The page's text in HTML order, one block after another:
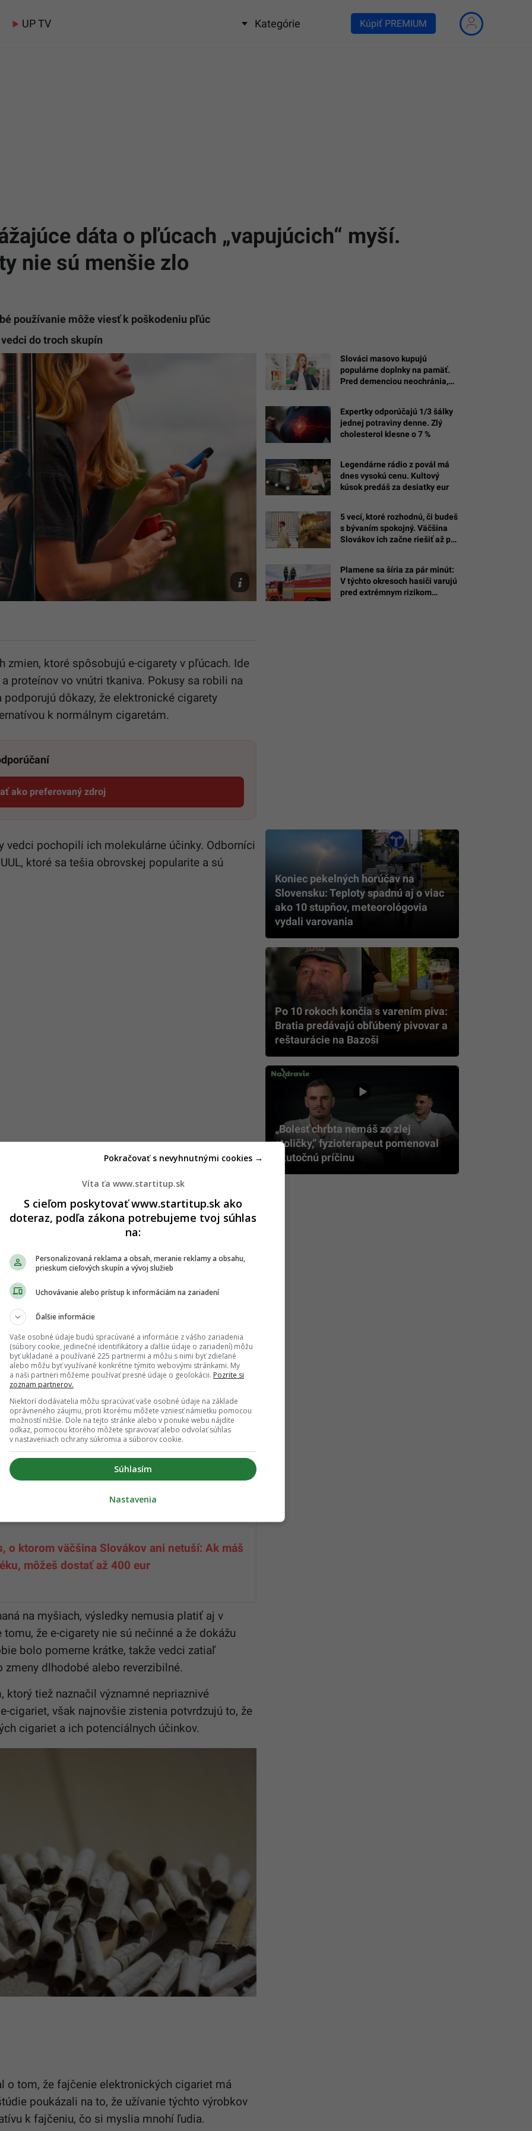
UP TV Kategórie Kúpiť PREMIUM
dáta o pľúcach „vapujúcich“ myší.
nie sú menšie zlo
používanie môže viesť k poškodeniu pľúc
do troch skupín
Unsplash/Himal
Romain
Blu
zmien, ktoré spôsobujú e-cigarety v pľúcach. Ide
proteínov vo vnútri tkaniva. Pokusy sa robili na
dôkazy, že elektronické cigarety
k normálnym cigaretám.
ako preferovaný zdroj
Startitup, odkaz sa otvorí v novom okne
vedci pochopili ich molekulárne účinky. Odborníci
ktoré sa tešia obrovskej popularite a sú
, zdravotné následky vapingu zatiaľ nie sú
že vdychovanie pár generovaných
zmeny v pľúcach. Odborníčka tiež
ich dlhodobé používanie môže viesť k
do troch skupín. Prvá bola experimentálna a
skupinách vystavili vedci normálnemu
pare počas štyroch týždňov.
dymu z produktu JUUL denne počas štyroch
poškodenia následne vedci testovali, v dôsledku
jednotlivými skupinami.
vystavené JUUL výrazne viac lymfocytov a
laváže. Zároveň sa ukázali aj zmeny v
preukázala, že došlo tiež k zmenám v rôznych
že e-cigarety aktívne robili molekulárne a
o ktorom väčšina Slovákov ani netuší: Ak máš
môžeš dostať až 400 eur
na myšiach, výsledky nemusia platiť aj v
že e-cigarety nie sú nečinné a že dokážu
bolo pomerne krátke, takže vedci zatiaľ
dlhodobé alebo reverzibilné.
tiež naznačil významné nepriaznivé
cigariet, však najnovšie zistenia potvrdzujú to, že
cigariet a ich potenciálnych účinkov.
o tom, že fajčenie elektronických cigariet má
poukázali na to, že užívanie týchto výrobkov
k fajčeniu, čo si myslia mnohí ľudia.
Slováci masovo kupujú
populárne doplnky na pamäť.
Pred demenciou neochránia,
Expertky odporúčajú 1/3 šálky
jednej potraviny denne. Zlý
cholesterol klesne o 7 %
Legendárne rádio z povál má
dnes vysokú cenu. Kultový
kúsok predáš za desiatky eur
5 vecí, ktoré rozhodnú, či budeš
s bývaním spokojný. Väčšina
Slovákov ich začne riešiť až po
Plamene sa šíria za pár minút:
V týchto okresoch hasiči varujú
pred extrémnym rizikom
Koniec pekelných horúčav na
Slovensku: Teploty spadnú aj o viac
ako 10 stupňov, meteorológovia
vydali varovania
Po 10 rokoch končia s varením piva:
Bratia predávajú obľúbený pivovar a
reštaurácie na Bazoši
„Bolesť chrbta nemáš zo zlej
stoličky,” fyzioterapeut pomenoval
skutočnú príčinu
Víta ťa www.startitup.sk
S cieľom poskytovať www.startitup.sk ako
doteraz, podľa zákona potrebujeme tvoj súhlas
na:
Personalizovaná reklama a obsah, meranie reklamy a obsahu,
prieskum cieľových skupín a vývoj služieb
Uchovávanie alebo prístup k informáciám na zariadení
Ďalšie informácie
Vaše osobné údaje budú spracúvané a informácie z vášho zariadenia
(súbory cookie, jedinečné identifikátory a ďalšie údaje o zariadení) môžu
byť ukladané a používané 225 partnermi a môžu s nimi byť zdieľané
alebo môžu byť využívané konkrétne týmito webovými stránkami. My
a naši partneri môžeme používať presné údaje o geolokácii. Pozrite si
zoznam partnerov.
Niektorí dodávatelia môžu spracúvať vaše osobné údaje na základe
oprávneného záujmu, proti ktorému môžete vzniesť námietku pomocou
možností nižšie. Dole na tejto stránke alebo v ponuke webu nájdite
odkaz, pomocou ktorého môžete spravovať alebo odvolať súhlas
v nastaveniach ochrany súkromia a súborov cookie.
Súhlasím
Pokračovať s nevyhnutnými cookies →
Nastavenia